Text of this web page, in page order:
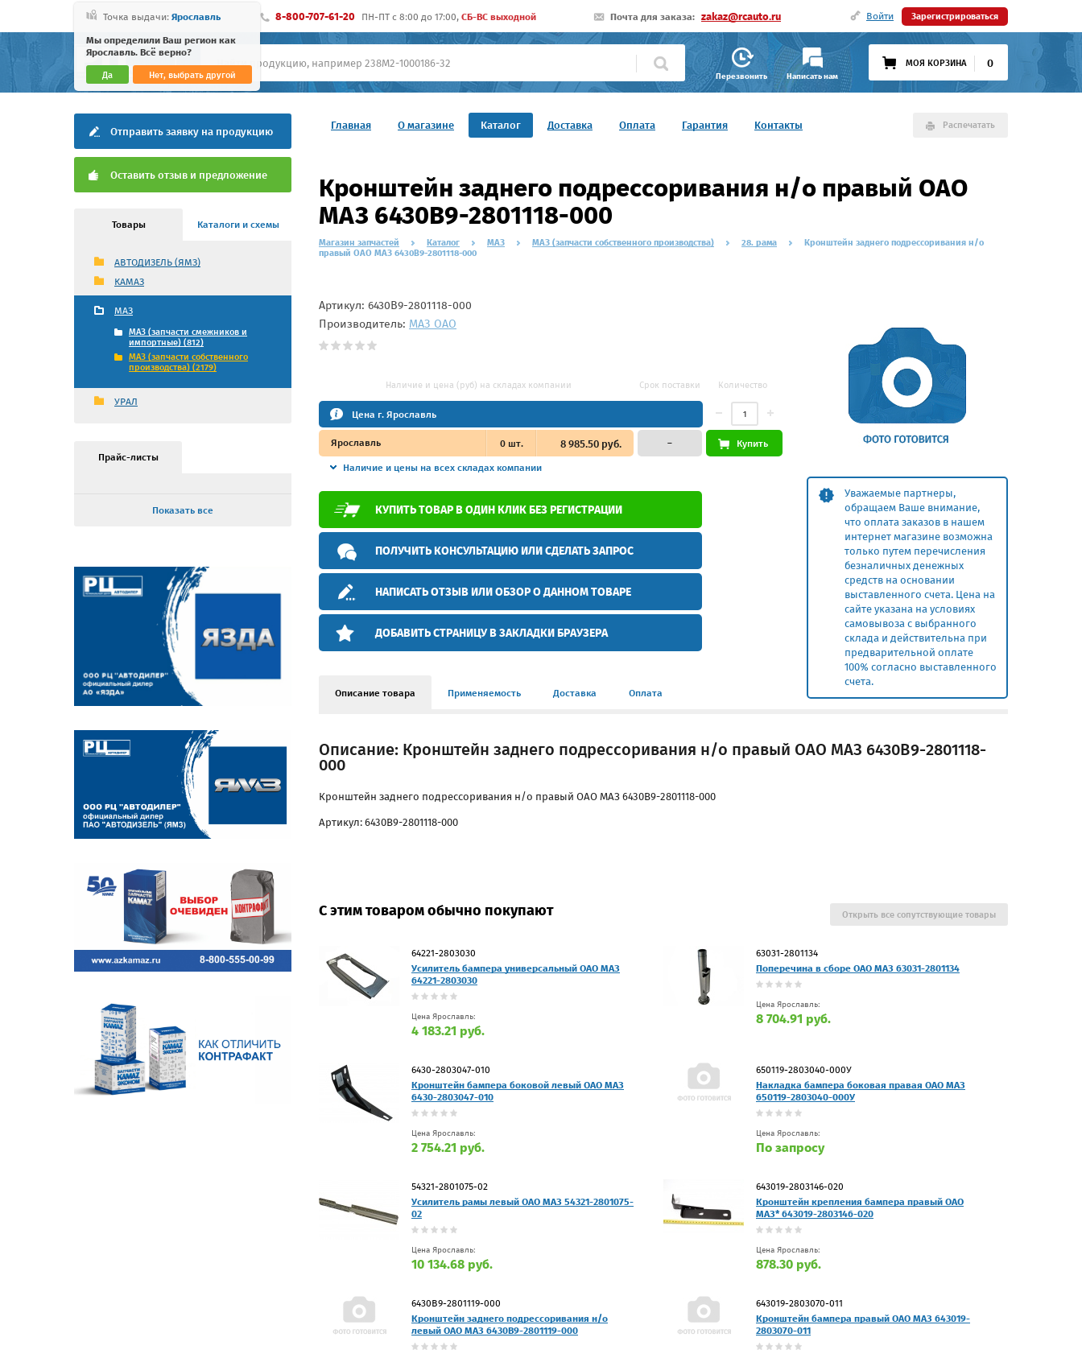
Точка выдачи: Ярославль
Мы определили Ваш регион как
Ярославль. Всё верно?
Да Нет, выбрать другой
8-800-707-61-20 ПН-ПТ c 8:00 до 17:00, СБ-ВС выходной Почта для заказа: zakaz@rcauto.ru Войти Зарегистрироваться
Перезвонить Написать нам
МОЯ КОРЗИНА 0
Главная О магазине Каталог Доставка Оплата Гарантия Контакты Распечатать
Отправить заявку на продукцию
Оставить отзыв и предложение
Товары Каталоги и схемы
АВТОДИЗЕЛЬ (ЯМЗ)
КАМАЗ
МАЗ
МАЗ (запчасти смежников и
импортные) (812)
МАЗ (запчасти собственного
производства) (2179)
УРАЛ
Прайс-листы
Показать все
Кронштейн заднего подрессоривания н/о правый ОАО
МАЗ 6430В9-2801118-000
Магазин запчастей Каталог МАЗ МАЗ (запчасти собственного производства) 28. рама
Кронштейн заднего подрессоривания н/о
правый ОАО МАЗ 6430В9-2801118-000
Уважаемые партнеры,
обращаем Ваше внимание,
что оплата заказов в нашем
интернет магазине возможна
только путем перечисления
безналичных денежных
средств на основании
выставленного счета. Цена на
сайте указана на условиях
самовывоза с выбранного
склада и действительна при
предварительной оплате
100% согласно выставленного
счета.
Артикул: 6430В9-2801118-000
Производитель: МАЗ ОАО
Наличие и цена (руб) на складах компании Срок поставки Количество
Цена г. Ярославль
Ярославль 0шт. 8 985.50 руб.
Наличие и цены на всех складах компании
– Купить
КУПИТЬ ТОВАР В ОДИН КЛИК БЕЗ РЕГИСТРАЦИИ
ПОЛУЧИТЬ КОНСУЛЬТАЦИЮ ИЛИ СДЕЛАТЬ ЗАПРОС
НАПИСАТЬ ОТЗЫВ ИЛИ ОБЗОР О ДАННОМ ТОВАРЕ
ДОБАВИТЬ СТРАНИЦУ В ЗАКЛАДКИ БРАУЗЕРА
Описание товара Применяемость Доставка Оплата
Описание: Кронштейн заднего подрессоривания н/о правый ОАО МАЗ 6430В9-2801118-
000
Кронштейн заднего подрессоривания н/о правый ОАО МАЗ 6430В9-2801118-000
Артикул: 6430В9-2801118-000
С этим товаром обычно покупают
64221-2803030
Усилитель бампера универсальный ОАО МАЗ
64221-2803030
Цена Ярославль:
4 183.21 руб.
63031-2801134
Поперечина в сборе ОАО МАЗ 63031-2801134
Цена Ярославль:
8 704.91 руб.
6430-2803047-010
Кронштейн бампера боковой левый ОАО МАЗ
6430-2803047-010
Цена Ярославль:
2 754.21 руб.
650119-2803040-000У
Накладка бампера боковая правая ОАО МАЗ
650119-2803040-000У
Цена Ярославль:
По запросу
54321-2801075-02
Усилитель рамы левый ОАО МАЗ 54321-2801075-
02
Цена Ярославль:
10 134.68 руб.
643019-2803146-020
Кронштейн крепления бампера правый ОАО
МАЗ* 643019-2803146-020
Цена Ярославль:
878.30 руб.
6430В9-2801119-000
Кронштейн заднего подрессоривания н/о
левый ОАО МАЗ 6430В9-2801119-000
643019-2803070-011
Кронштейн бампера правый ОАО МАЗ 643019-
2803070-011
Открыть все сопутствующие товары